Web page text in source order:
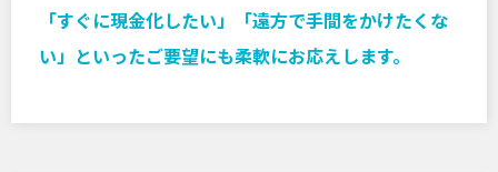
「すぐに現金化したい」「遠方で手間をかけたくな
い」といったご要望にも柔軟にお応えします。